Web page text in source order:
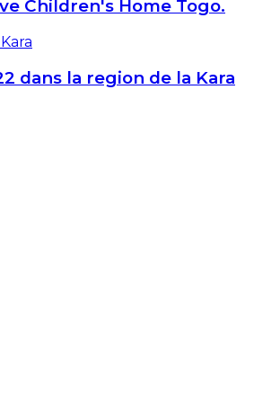
Children's Home Togo.
dans la region de la Kara